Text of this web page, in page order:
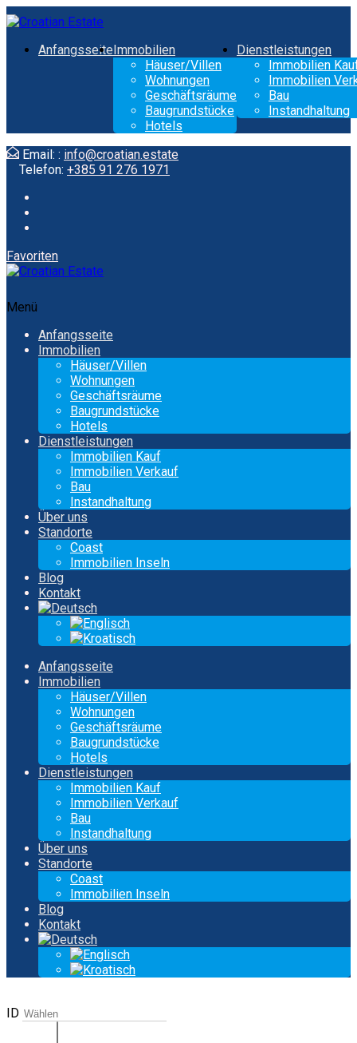
AnfangsseiteImmobilien
Häuser/Villen
Wohnungen
Geschäftsräume
Baugrundstücke
Hotels
Dienstleistungen
Immobilien
Immobilien
Bau
Instandhaltung
Email: : info@croatian.estate
Telefon: +385 91 276 1971
Favoriten
Menü
Anfangsseite
Immobilien
Häuser/Villen
Wohnungen
Geschäftsräume
Baugrundstücke
Hotels
Dienstleistungen
Immobilien Kauf
Immobilien Verkauf
Bau
Instandhaltung
Über uns
Standorte
Coast
Immobilien Inseln
Blog
Kontakt
Anfangsseite
Immobilien
Häuser/Villen
Wohnungen
Geschäftsräume
Baugrundstücke
Hotels
Dienstleistungen
Immobilien Kauf
Immobilien Verkauf
Bau
Instandhaltung
Über uns
Standorte
Coast
Immobilien Inseln
Blog
Kontakt
ID